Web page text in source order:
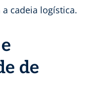
cadeia logística.
de